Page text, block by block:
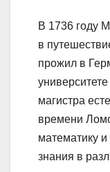
В 1736 году
в
прожил в
магистра
времени
математику
знания в